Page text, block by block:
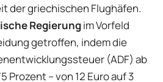
der griechischen Flughäfen.
Regierungim Vorfeld
getroffen, indem die
(ADF) ab
Prozent – von 12 Euro auf 3